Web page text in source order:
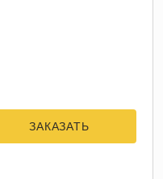
ЗАКАЗАТЬ